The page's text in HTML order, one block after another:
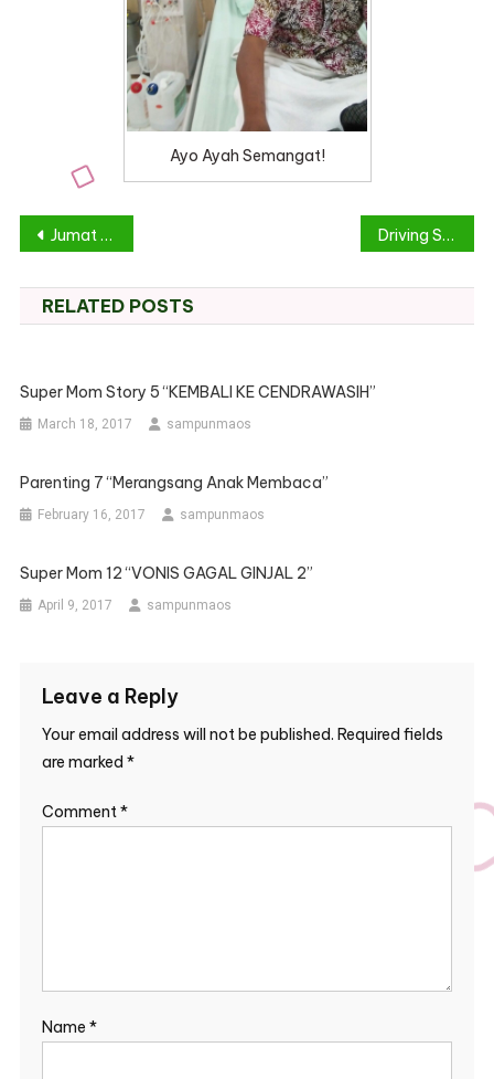
Ayo Ayah Semangat!
Post
navigation
Jumat 7 April 2017 Driving Story 17
RELATED POSTS
Super Mom Story 5 “KEMBALI KE CENDRAWASIH”
March 18, 2017 sampunmaos
Parenting 7 “Merangsang Anak Membaca”
February 16, 2017 sampunmaos
Super Mom 12 “VONIS GAGAL GINJAL 2”
April 9, 2017 sampunmaos
Leave a Reply
Your email address will not be published. Required fields
are marked *
Comment*
Name *